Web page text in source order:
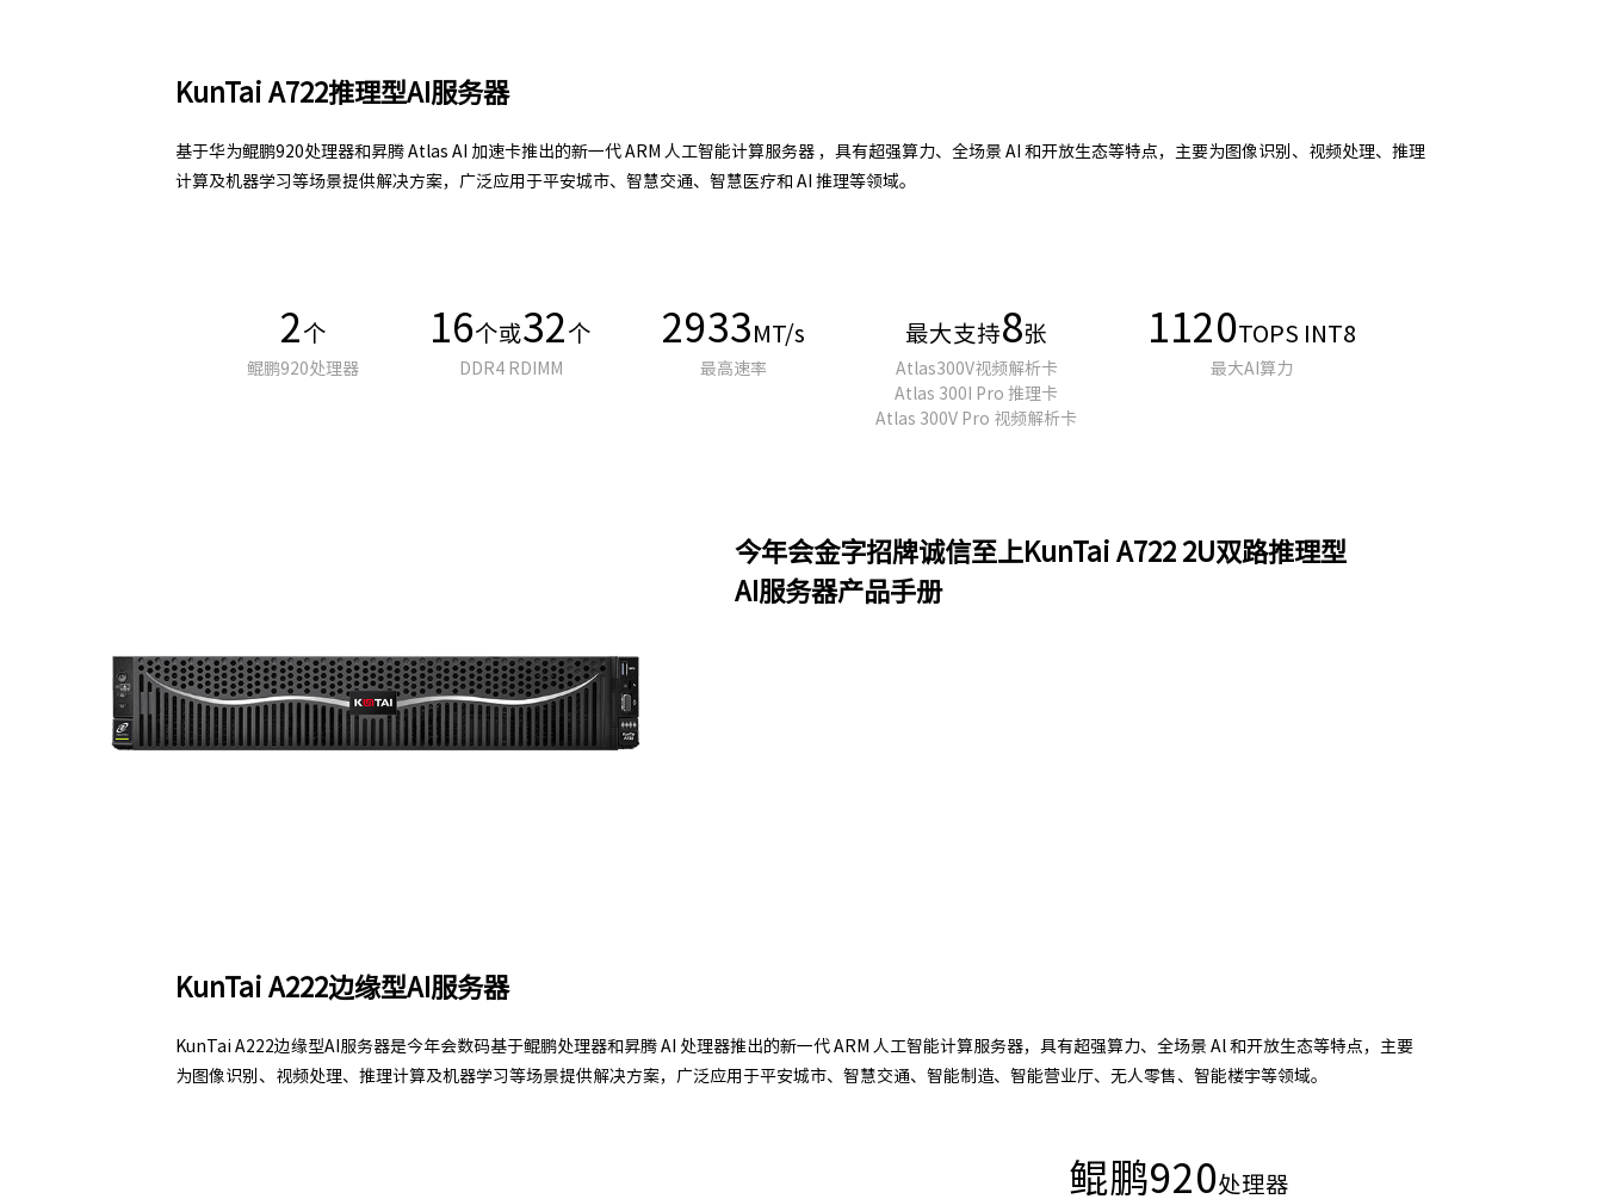
KunTai A722推理型AI服务器
基于华为鲲鹏920处理器和昇腾 Atlas AI 加速卡推出的新一代 ARM 人工智能计算服务器 ，具有超强算力、全场景 AI 和开放生态等特点，主要为图像识别、视频处理、推理
计算及机器学习等场景提供解决方案，广泛应用于平安城市、智慧交通、智慧医疗和 AI 推理等领域。
2 个
鲲鹏920处理器
16个或32 个
DDR4 RDIMM
2933 MT/s
最高速率
最大支持8张
Atlas300V视频解析卡
Atlas 300I Pro 推理卡
Atlas 300V Pro 视频解析卡
1120TOPS INT8
最大AI算力
今年会金字招牌诚信至上KunTai A722 2U双路推理型
AI服务器产品手册
KunTai A222边缘型AI服务器
KunTai A222边缘型AI服务器是今年会数码基于鲲鹏处理器和昇腾 AI 处理器推出的新一代 ARM 人工智能计算服务器，具有超强算力、全场景 Al 和开放生态等特点，主要
为图像识别、视频处理、推理计算及机器学习等场景提供解决方案，广泛应用于平安城市、智慧交通、智能制造、智能营业厅、无人零售、智能楼宇等领域。
鲲鹏920处理器